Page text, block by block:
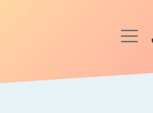
Anasayfa